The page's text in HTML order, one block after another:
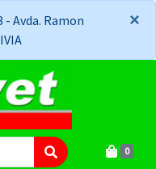
- Avda. Ramon
×
×
0